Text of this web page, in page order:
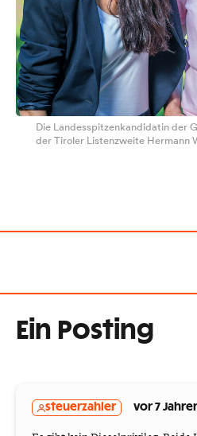
Die Landesspitzenkandidatin der
der Tiroler Listenzweite Hermann
Ein Posting
steuerzahler vor 7